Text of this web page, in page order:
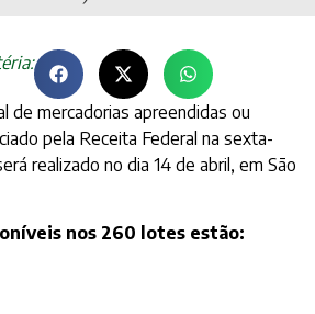
de mercadorias apreendidas ou
pela Receita Federal na sexta-
realizado no dia 14 de abril, em São
nos 260 lotes estão: